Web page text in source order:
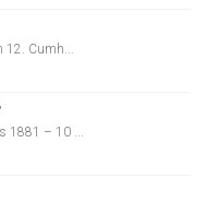
12. Cumh...
1881 – 10 ...